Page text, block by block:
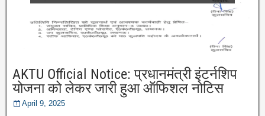
AKTU Official Notice: प्रधानमंत्री इंटर्नशिप
योजना को लेकर जारी हुआ ऑफिशल नोटिस
April 9, 2025